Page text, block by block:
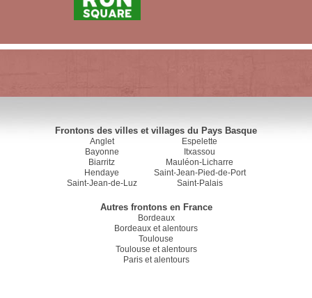
Frontons des villes et villages du Pays Basque
Anglet
Bayonne
Biarritz
Hendaye
Saint-Jean-de-Luz
Espelette
Itxassou
Mauléon-Licharre
Saint-Jean-Pied-de-Port
Saint-Palais
Autres frontons en France
Bordeaux
Bordeaux et alentours
Toulouse
Toulouse et alentours
Paris et alentours